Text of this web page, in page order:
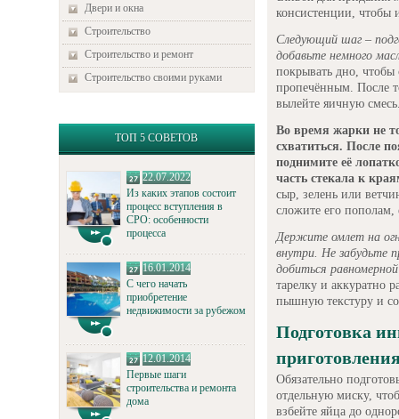
Двери и окна
Строительство
Строительство и ремонт
Строительство своими руками
ТОП 5 СОВЕТОВ
22.07.2022
Из каких этапов состоит
процесс вступления в
СРО: особенности
процесса
16.01.2014
С чего начать
приобретение
недвижимости за рубежом
12.01.2014
Первые шаги
строительства и ремонта
дома
консистенции, чтобы
Следующий шаг –
добавьте немного
покрывать дно,
пропечённым. После
вылейте яичную
Во время жарки не
схватиться. После
поднимите её
часть стекала к
сыр, зелень или
сложите его пополам,
Держите омлет на
внутри. Не забудьте
добиться
тарелку и аккуратно
пышную текстуру и
Подготовка
Обязательно
отдельную миску,
взбейте яйца до